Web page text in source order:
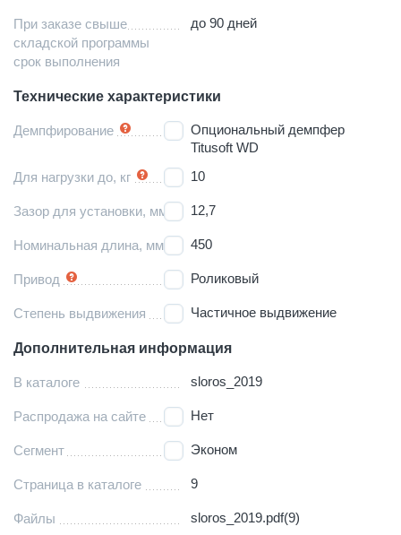
При заказе свыше
складской программы
срок выполнения
до 90 дней
Технические характеристики
Демпфирование
Опциональный демпфер
Titusoft WD
Для нагрузки до, кг
10
Зазор для установки, мм 12,7
Номинальная длина, мм 450
Привод Роликовый
Степень выдвижения Частичное выдвижение
Дополнительная информация
В каталоге sloros_2019
Распродажа на сайте Нет
Сегмент Эконом
Страница в каталоге 9
Файлы sloros_2019.pdf(9)